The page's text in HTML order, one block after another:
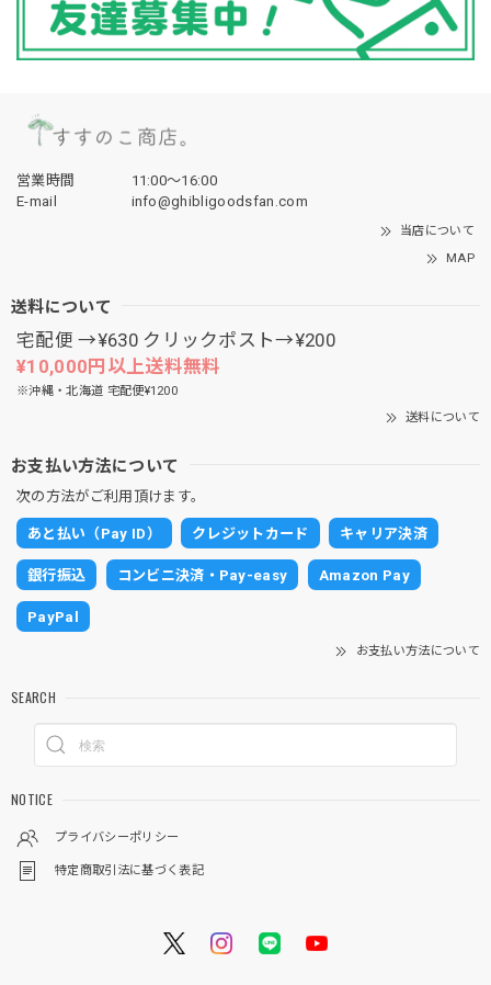
営業時間
11:00〜16:00
E-mail
info@ghibligoodsfan.com
当店について
MAP
送料について
宅配便 →¥630 クリックポスト→¥200
¥10,000円以上送料無料
※沖縄・北海道 宅配便¥1200
送料について
お支払い方法について
次の方法がご利用頂けます。
あと払い（Pay ID） クレジットカード キャリア決済
銀行振込 コンビニ決済・Pay-easy Amazon Pay
PayPal
お支払い方法について
SEARCH
NOTICE
プライバシーポリシー
特定商取引法に基づく表記